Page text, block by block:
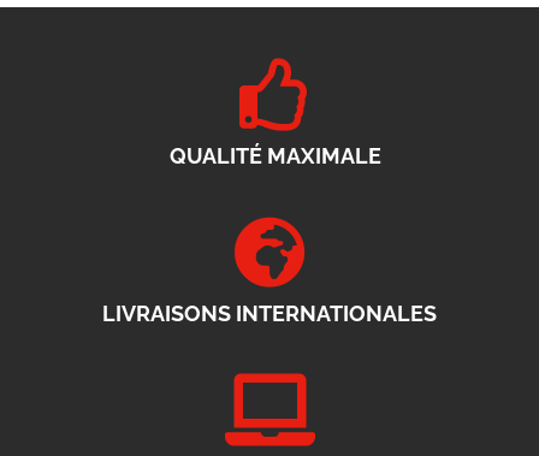
QUALITÉ MAXIMALE
LIVRAISONS INTERNATIONALES